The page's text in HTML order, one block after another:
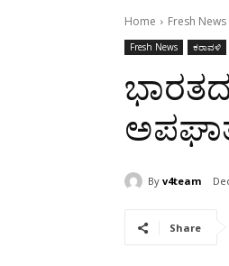
Home Fresh News
Fresh News ಕರಾವಳಿ
By v4team
Share